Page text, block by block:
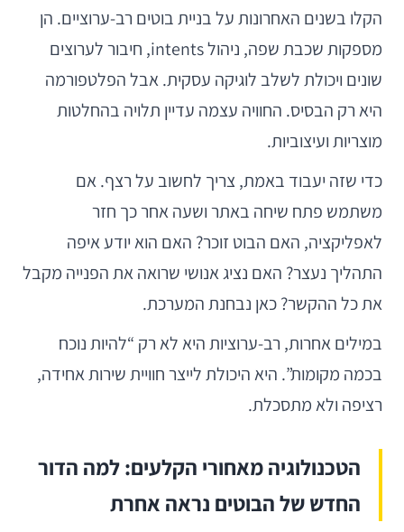
הקלו בשנים האחרונות על בניית בוטים רב-ערוציים. הן
מספקות שכבת שפה, ניהול intents, חיבור לערוצים
שונים ויכולת לשלב לוגיקה עסקית. אבל הפלטפורמה
היא רק הבסיס. החוויה עצמה עדיין תלויה בהחלטות
מוצריות ועיצוביות.
כדי שזה יעבוד באמת, צריך לחשוב על רצף. אם
משתמש פתח שיחה באתר ושעה אחר כך חזר
לאפליקציה, האם הבוט זוכר? האם הוא יודע איפה
התהליך נעצר? האם נציג אנושי שרואה את הפנייה מקבל
את כל ההקשר? כאן נבחנת המערכת.
במילים אחרות, רב-ערוציות היא לא רק “להיות נוכח
בכמה מקומות”. היא היכולת לייצר חוויית שירות אחידה,
רציפה ולא מתסכלת.
הטכנולוגיה מאחורי הקלעים: למה הדור
החדש של הבוטים נראה אחרת